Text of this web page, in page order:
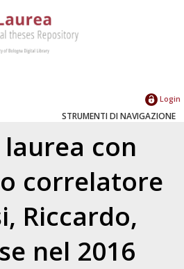
Login
STRUMENTI DI NAVIGAZIONE
con
correlatore
Riccardo,
nel 2016